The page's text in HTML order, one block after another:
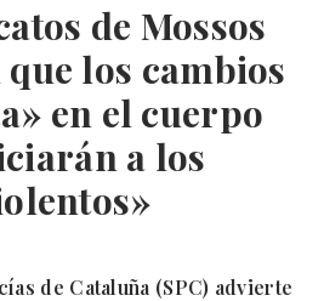
de Mossos
los cambios
en el cuerpo
a los
de Cataluña (SPC) advierte